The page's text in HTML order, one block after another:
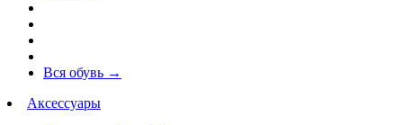
Вся обувь →
Аксессуары